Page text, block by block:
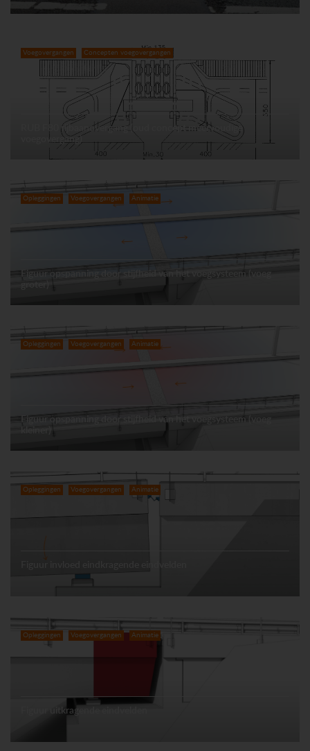
Voegovergangen Concepten voegovergangen
RUB F80 rijbaanovergang (oud concept meervoudige
voegovergang)
Opleggingen Voegovergangen Animatie
Figuur opspanning door stijfheid van het voegsysteem (voeg
Opleggingen Voegovergangen Animatie
Figuur opspanning door stijfheid van het voegsysteem (voeg
Opleggingen Voegovergangen Animatie
Figuur invloed eindkragende eindvelden
Opleggingen Voegovergangen Animatie
Figuur uitkragende eindvelden